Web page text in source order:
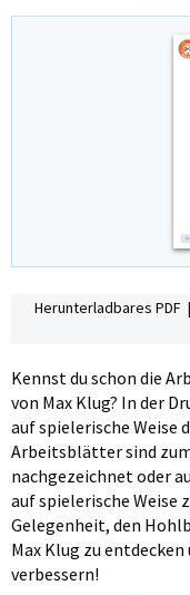
Herunterladbares
Kennst du schon die
von Max Klug? In der
auf spielerische Weise
Arbeitsblätter sind
nachgezeichnet oder
auf spielerische Weise
Gelegenheit, den
Max Klug zu
verbessern!